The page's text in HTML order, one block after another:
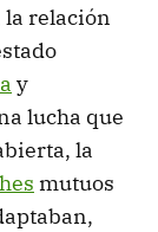
la relación
y
lucha que
la
mutuos